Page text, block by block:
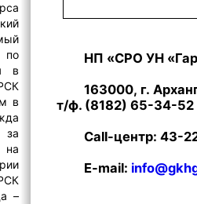
по
в
в
за
–
НП «СРО УН
163000, г.
т/ф. (8182) 65-34-52
Call-центр: 43-
E-mail: